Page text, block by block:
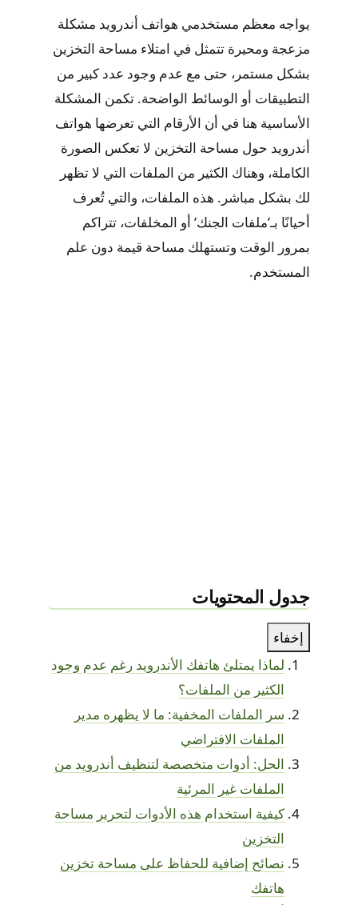
يواجه معظم مستخدمي هواتف أندرويد مشكلة
مزعجة ومحيرة تتمثل في امتلاء مساحة التخزين
بشكل مستمر، حتى مع عدم وجود عدد كبير من
التطبيقات أو الوسائط الواضحة. تكمن المشكلة
الأساسية هنا في أن الأرقام التي تعرضها هواتف
أندرويد حول مساحة التخزين لا تعكس الصورة
الكاملة، وهناك الكثير من الملفات التي لا تظهر
لك بشكل مباشر. هذه الملفات، والتي تُعرف
أحيانًا بـ’ملفات الجنك’ أو المخلفات، تتراكم
بمرور الوقت وتستهلك مساحة قيمة دون علم
المستخدم.
جدول المحتويات
إخفاء
لماذا يمتلئ هاتفك الأندرويد رغم عدم وجود
الكثير من الملفات؟
سر الملفات المخفية: ما لا يظهره مدير
الملفات الافتراضي
الحل: أدوات متخصصة لتنظيف أندرويد من
الملفات غير المرئية
كيفية استخدام هذه الأدوات لتحرير مساحة
التخزين
نصائح إضافية للحفاظ على مساحة تخزين
هاتفك